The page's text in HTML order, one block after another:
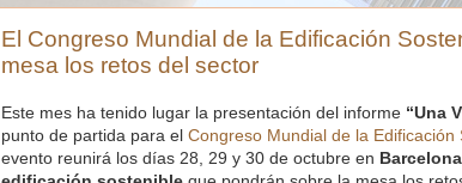
El Congreso Mundial de la Edificación
mesa los retos del sector
Este mes ha tenido lugar la presentación del informe “Una
punto de partida para el Congreso Mundial de la Edificación
evento reunirá los días 28, 29 y 30 de octubre en Barcelona